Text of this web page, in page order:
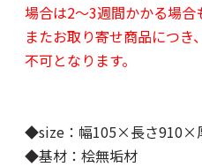
場合は2～3週間かかる場合
またお取り寄せ商品につ
不可となります。
◆size：幅105×長さ910×
◆基材：桧無垢材